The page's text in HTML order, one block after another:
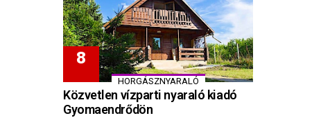
HORGÁSZNYARALÓ
Közvetlen vízparti nyaraló kiadó
Gyomaendrődön